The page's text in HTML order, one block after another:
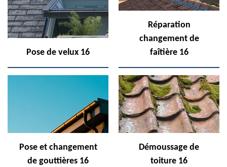
Pose de velux 16
Réparation
changement de
faîtière 16
Pose et changement
de gouttières 16
Démoussage de
toiture 16